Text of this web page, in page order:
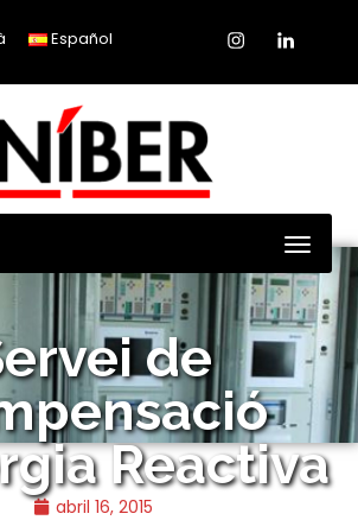
Español
de
Reactiva
abril 16, 2015